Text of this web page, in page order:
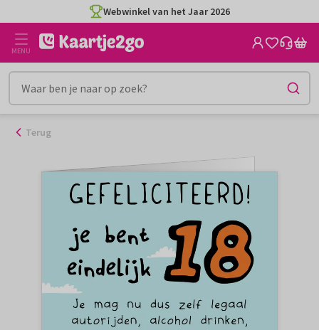
naar
inhoud
Webwinkel van het Jaar 2026
MENU
Terug